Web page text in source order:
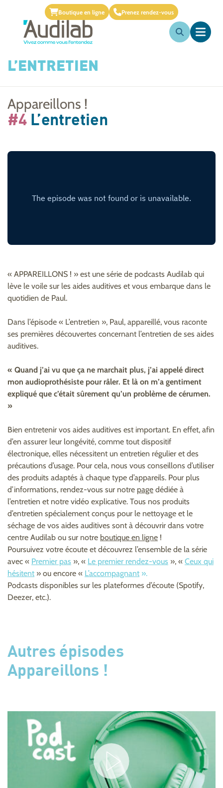
Boutique en ligne Prenez rendez-vous
L’ENTRETIEN
Appareillons !
#4L’entretien
« APPAREILLONS ! » est une série de podcasts Audilab qui
lève le voile sur les aides auditives et vous embarque dans le
quotidien de Paul.
Dans l’épisode « L’entretien », Paul, appareillé, vous raconte
ses premières découvertes concernant l’entretien de ses aides
auditives.
« Quand j’ai vu que ça ne marchait plus, j’ai appelé direct
mon audioprothésiste pour râler. Et là on m’a gentiment
expliqué que c’était sûrement qu’un problème de cérumen.
»
Bien entretenir vos aides auditives est important. En effet, afin
d’en assurer leur longévité, comme tout dispositif
électronique, elles nécessitent un entretien régulier et des
précautions d’usage. Pour cela, nous vous conseillons d’utiliser
des produits adaptés à chaque type d’appareils. Pour plus
d’informations, rendez-vous sur notre page dédiée à
l’entretien et notre vidéo explicative. Tous nos produits
d’entretien spécialement conçus pour le nettoyage et le
séchage de vos aides auditives sont à découvrir dans votre
centre Audilab ou sur notre boutique en ligne !
Poursuivez votre écoute et découvrez l’ensemble de la série
avec « Premier pas », « Le premier rendez-vous », « Ceux qui
hésitent » ou encore « L’accompagnant ».
Podcasts disponibles sur les plateformes d’écoute (Spotify,
Deezer, etc.).
Autres épisodes
Appareillons !